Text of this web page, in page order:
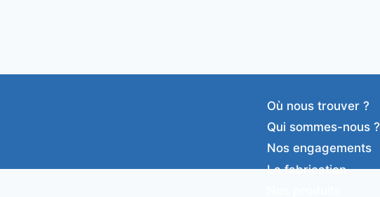
Où nous trouver ?
Qui sommes-nous ?
Nos engagements
La fabrication